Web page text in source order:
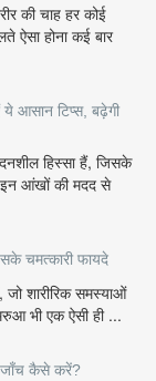
की चाह हर कोई
ऐसा होना कई बार
आसान टिप्स, बढ़ेगी
हिस्सा हैं, जिसके
इन आंखों की मदद से
चमत्कारी फायदे
शारीरिक समस्याओं
भी एक ऐसी ही ...
जाँच कैसे करें?